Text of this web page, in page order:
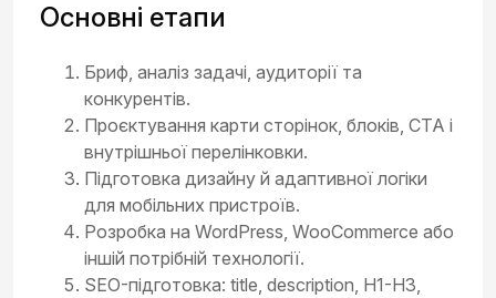
Основні етапи
Бриф, аналіз задачі, аудиторії та
конкурентів.
Проєктування карти сторінок, блоків, CTA і
внутрішньої перелінковки.
Підготовка дизайну й адаптивної логіки
для мобільних пристроїв.
Розробка на WordPress, WooCommerce або
іншій потрібній технології.
SEO-підготовка: title, description, H1-H3,